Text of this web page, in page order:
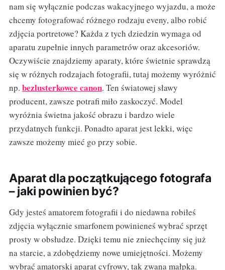
nam się wyłącznie podczas wakacyjnego wyjazdu, a może
chcemy fotografować różnego rodzaju eveny, albo robić
zdjęcia portretowe? Każda z tych dziedzin wymaga od
aparatu zupełnie innych parametrów oraz akcesoriów.
Oczywiście znajdziemy aparaty, które świetnie sprawdzą
się w różnych rodzajach fotografii, tutaj możemy wyróżnić
np. bezlusterkowce canon. Ten światowej sławy
producent, zawsze potrafi miło zaskoczyć. Model
wyróżnia świetna jakość obrazu i bardzo wiele
przydatnych funkcji. Ponadto aparat jest lekki, więc
zawsze możemy mieć go przy sobie.
Aparat dla początkującego fotografa
– jaki powinien być?
Gdy jesteś amatorem fotografii i do niedawna robiłeś
zdjęcia wyłącznie smarfonem powinieneś wybrać sprzęt
prosty w obsłudze. Dzięki temu nie zniechęcimy się już
na starcie, a zdobędziemy nowe umiejętności. Możemy
wybrać amatorski aparat cyfrowy, tak zwana małpka.